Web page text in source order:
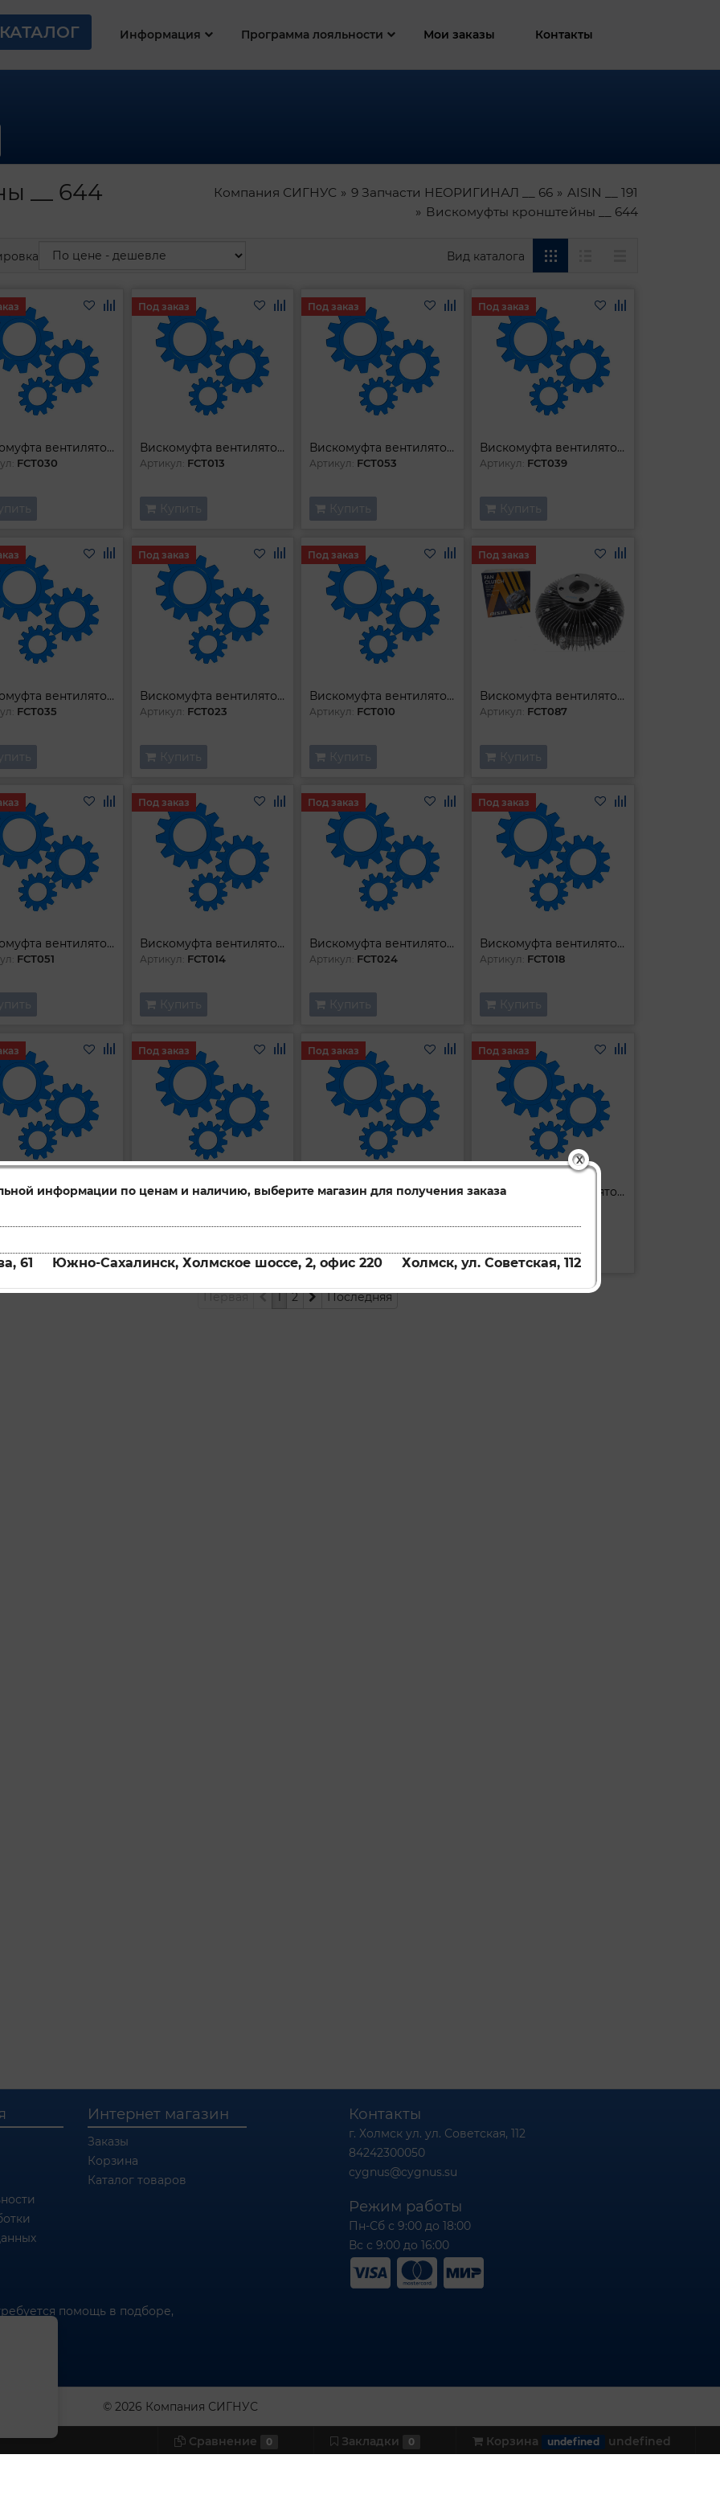
X
информации по ценам и наличию, выберите магазин для получения заказа
61 Южно-Сахалинск, Холмское шоссе, 2, офис 220 Холмск, ул. Советская, 112
КАТАЛОГ Информация Программа лояльности Мои заказы Контакты
__ 644 Компания СИГНУС 9 Запчасти НЕОРИГИНАЛ __ 66
AISIN __ 191
Вискомуфты кронштейны __ 644
Вид каталога
Вискомуфта вентилятора
FCT030
Вискомуфта вентилятора
Артикул: FCT013
Под заказ
Купить
Вискомуфта вентилятора
Артикул: FCT053
Под заказ
Купить
Вискомуфта вентилятора
Артикул: FCT039
Под заказ
Купить
Вискомуфта вентилятора
FCT035
Вискомуфта вентилятора
Артикул: FCT023
Под заказ
Купить
Вискомуфта вентилятора
Артикул: FCT010
Под заказ
Купить
Вискомуфта вентилятора
Артикул: FCT087
Под заказ
Купить
Вискомуфта вентилятора
FCT051
Вискомуфта вентилятора
Артикул: FCT014
Под заказ
Купить
Вискомуфта вентилятора
Артикул: FCT024
Под заказ
Купить
Вискомуфта вентилятора
Артикул: FCT018
Под заказ
Купить
Вискомуфта вентилятора Вискомуфта вентилятора
Под заказ
Купить
Вискомуфта вентилятора
Под заказ
Купить
Вискомуфта вентилятора
Под заказ
Купить
Первая 1 2 Последняя
Интернет магазин
Заказы
Корзина
Каталог товаров
помощь в подборе,
Контакты
г. Холмск ул. ул. Советская, 112
84242300050
cygnus@cygnus.su
Режим работы
Пн-Сб с 9:00 до 18:00
Вс с 9:00 до 16:00
© 2026 Компания СИГНУС
Сравнение 0 Закладки 0 Корзина undefined undefined